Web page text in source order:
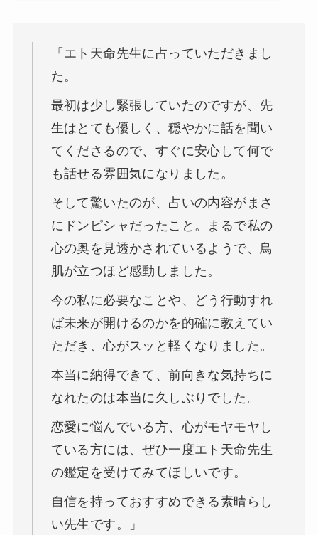
「エト天命先生に占っていただきまし
た。
最初は少し緊張していたのですが、先
生はとても優しく、穏やかに話を聞い
てくださるので、すぐに安心して何で
も話せる雰囲気になりました。
そして驚いたのが、占いの内容がまさ
にドンピシャだったこと。まるで私の
心の奥を見透かされているようで、鳥
肌が立つほど感動しました。
今の私に必要なことや、どう行動すれ
ば未来が開けるのかを的確に教えてい
ただき、心がスッと軽くなりました。
本当に納得できて、前向きな気持ちに
なれたのは本当に久しぶりでした。
恋愛に悩んでいる方、心がモヤモヤし
ている方には、ぜひ一度エト天命先生
の鑑定を受けてみてほしいです。
自信を持っておすすめできる素晴らし
い先生です。」